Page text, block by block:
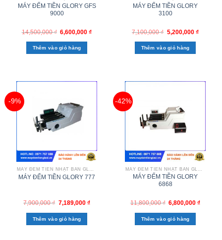
MÁY ĐẾM TIỀN GLORY GFS
9000
14,500,000₫ 6,600,000₫
Thêm vào giỏ hàng
MÁY ĐẾM TIỀN GLORY
3100
7,100,000₫ 5,200,000 ₫
Thêm vào giỏ hàng
-9%
MÁY ĐẾM TIỀN GLORY 777
7,900,000₫ 7,189,000 ₫
Thêm vào giỏ hàng
-42%
MÁY ĐẾM TIỀN GLORY
6868
11,800,000₫ 6,800,000₫
Thêm vào giỏ hàng